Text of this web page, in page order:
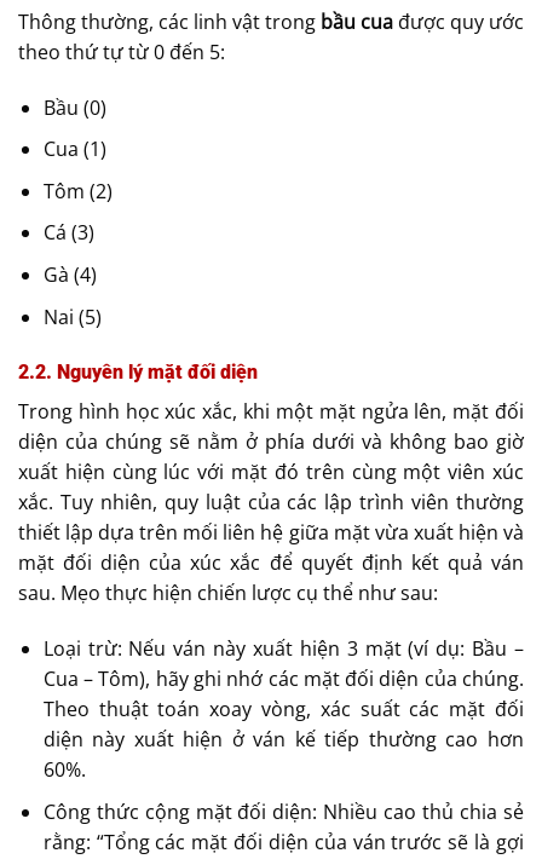
Thông thường, các linh vật trong bầu cuađược quy ước
theo thứ tự từ 0 đến 5:
Bầu (0)
Cua (1)
Tôm (2)
Cá (3)
Gà (4)
Nai (5)
2.2. Nguyên lý mặt đối diện
Trong hình học xúc xắc, khi một mặt ngửa lên, mặt đối
diện của chúng sẽ nằm ở phía dưới và không bao giờ
xuất hiện cùng lúc với mặt đó trên cùng một viên xúc
xắc. Tuy nhiên, quy luật của các lập trình viên thường
thiết lập dựa trên mối liên hệ giữa mặt vừa xuất hiện và
mặt đối diện của xúc xắc để quyết định kết quả ván
sau. Mẹo thực hiện chiến lược cụ thể như sau:
Loại trừ: Nếu ván này xuất hiện 3 mặt (ví dụ: Bầu –
Cua – Tôm), hãy ghi nhớ các mặt đối diện của chúng.
Theo thuật toán xoay vòng, xác suất các mặt đối
diện này xuất hiện ở ván kế tiếp thường cao hơn
60%.
Công thức cộng mặt đối diện: Nhiều cao thủ chia sẻ
rằng: “Tổng các mặt đối diện của ván trước sẽ là gợi